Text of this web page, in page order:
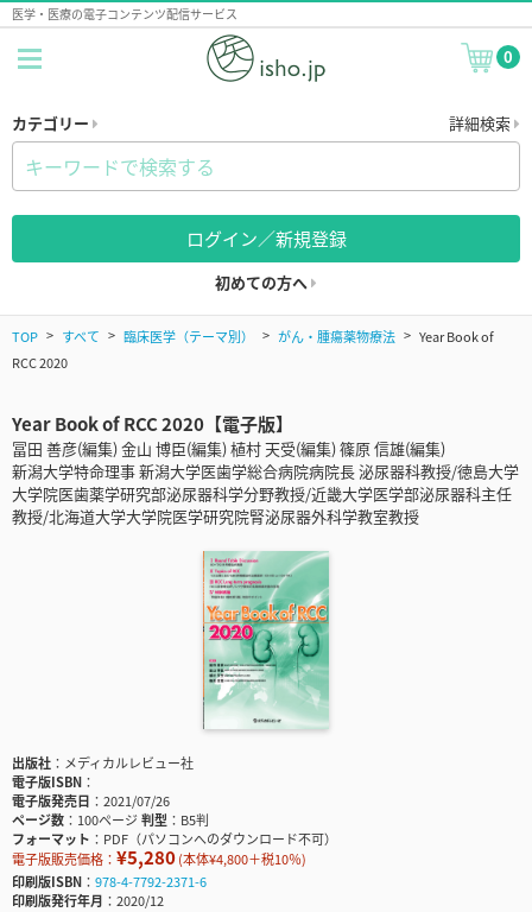
医学・医療の電子コンテンツ配信サービス
0
カテゴリー 詳細検索
ログイン／新規登録
初めての方へ
TOP すべて 臨床医学（テーマ別） がん・腫瘍薬物療法
Year Book of
RCC 2020
Year Book of RCC 2020【電子版】
冨田 善彦(編集) 金山 博臣(編集) 植村 天受(編集) 篠原 信雄(編集)
新潟大学特命理事 新潟大学医歯学総合病院病院長 泌尿器科教授/徳島大学
大学院医歯薬学研究部泌尿器科学分野教授/近畿大学医学部泌尿器科主任
教授/北海道大学大学院医学研究院腎泌尿器外科学教室教授
出版社
メディカルレビュー社
電子版ISBN
電子版発売日
2021/07/26
ページ数
100ページ判型
B5判
フォーマット
PDF（パソコンへのダウンロード不可）
電子版販売価格： ¥5,280(本体¥4,800＋税10％)
印刷版ISBN
978-4-7792-2371-6
印刷版発行年月
2020/12